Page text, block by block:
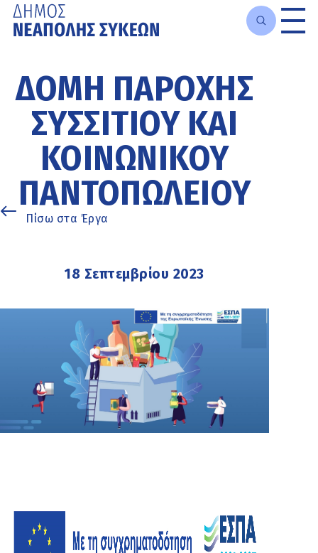
κυρίως
περιεχόμενο
ΔΟΜΉ ΠΑΡΟΧΉΣ
ΣΥΣΣΙΤΊΟΥ ΚΑΙ
ΚΟΙΝΩΝΙΚΟΎ
ΠΑΝΤΟΠΩΛΕΊΟΥ
Πίσω στα Έργα
18 Σεπτεμβρίου 2023